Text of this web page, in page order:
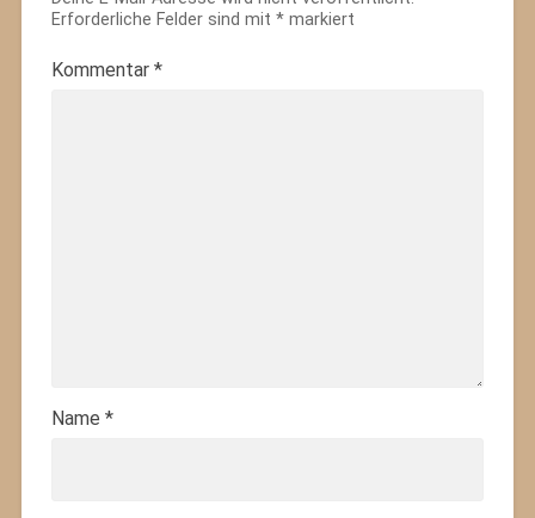
Erforderliche Felder sind mit *markiert
Kommentar *
Name *